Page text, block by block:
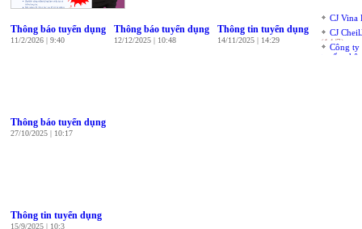
Thông báo tuyển dụng
11/2/2026 | 9:40
Thông báo tuyển dụng
12/12/2025 | 10:48
Thông tin tuyển dụng
14/11/2025 | 14:29
Thông báo tuyển dụng
27/10/2025 | 10:17
Thông tin tuyển dụng
15/9/2025 | 10:3
CJ Vina
CJ
(14/7)
Công ty
tuyển